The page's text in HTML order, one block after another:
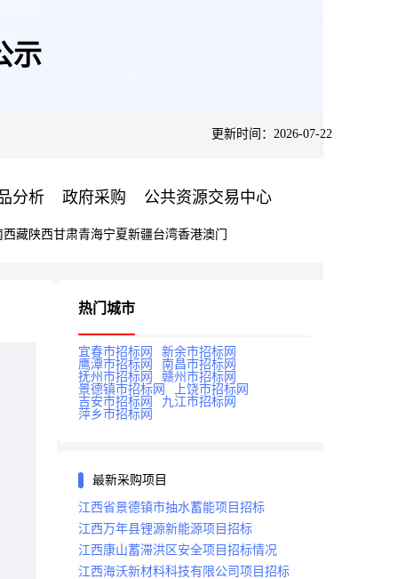
示
更新时间：2026-07-22
分析 政府采购 公共资源交易中心
西藏陕西甘肃青海宁夏新疆台湾香港澳门
热门城市
宜春市招标网
新余市招标网
鹰潭市招标网
南昌市招标网
抚州市招标网
赣州市招标网
景德镇市招标网
上饶市招标网
吉安市招标网
九江市招标网
萍乡市招标网
最新采购项目
江西省景德镇市抽水蓄能项目招标
江西万年县锂源新能源项目招标
江西康山蓄滞洪区安全项目招标情况
江西海沃新材料科技有限公司项目招标